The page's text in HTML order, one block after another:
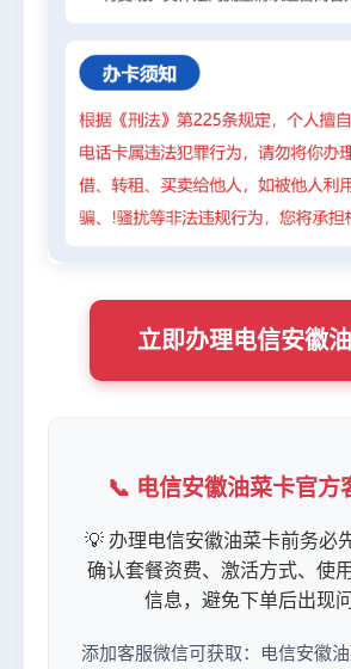
立即办理电信安徽
📞 电信安徽油菜卡官方
💡 办理电信安徽油菜卡前务必
确认套餐资费、激活方式、使
信息，避免下单后出现问
添加客服微信可获取：电信安徽